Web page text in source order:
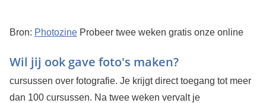
Bron: Photozine
Wil jij ook gave foto's maken?
Probeer twee weken gratis onze online
cursussen over fotografie. Je krijgt direct toegang tot meer
dan 100 cursussen. Na twee weken vervalt je